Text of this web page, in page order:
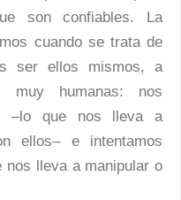
son confiables. La
cuando se trata de
ser ellos mismos, a
muy humanas: nos
–lo que nos lleva a
ellos– e intentamos
nos lleva a manipular o